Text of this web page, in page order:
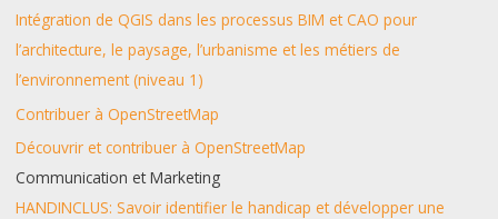
Intégration de QGIS dans les processus BIM et CAO pour
l’architecture, le paysage, l’urbanisme et les métiers de
l’environnement (niveau 1)
Contribuer à OpenStreetMap
Découvrir et contribuer à OpenStreetMap
Communication et Marketing
HANDINCLUS: Savoir identifier le handicap et développer une